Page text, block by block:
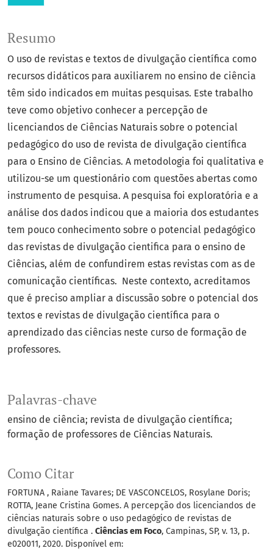
Palavras-chave
ensino de ciência; revista de divulgação científica;
formação de professores de Ciências Naturais.
Como Citar
FORTUNA , Raiane Tavares; DE VASCONCELOS, Rosylane Doris;
ROTTA, Jeane Cristina Gomes. A percepção dos licenciandos de
ciências naturais sobre o uso pedagógico de revistas de
divulgação científica . Ciências em Foco, Campinas, SP, v. 13, p.
e020011, 2020. Disponível em:
Resumo
O uso de revistas e textos de divulgação científica como
recursos didáticos para auxiliarem no ensino de ciência
têm sido indicados em muitas pesquisas. Este trabalho
teve como objetivo conhecer a percepção de
licenciandos de Ciências Naturais sobre o potencial
pedagógico do uso de revista de divulgação científica
para o Ensino de Ciências. A metodologia foi qualitativa e
utilizou-se um questionário com questões abertas como
instrumento de pesquisa. A pesquisa foi exploratória e a
análise dos dados indicou que a maioria dos estudantes
tem pouco conhecimento sobre o potencial pedagógico
das revistas de divulgação cientifica para o ensino de
Ciências, além de confundirem estas revistas com as de
comunicação científicas. Neste contexto, acreditamos
que é preciso ampliar a discussão sobre o potencial dos
textos e revistas de divulgação científica para o
aprendizado das ciências neste curso de formação de
professores.